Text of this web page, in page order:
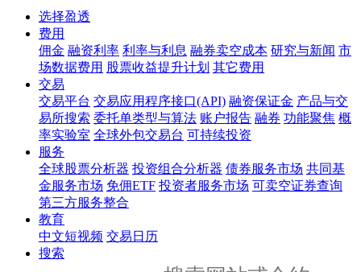
选择盈透
费用
佣金 融资利率 利率与利息 融券卖空成本 研究与新闻 市
场数据费用 股票收益提升计划 其它费用
交易
交易平台 交易应用程序接口(API) 融资保证金 产品与交
易所搜索 委托单类型与算法 账户报告 融券 功能聚焦 概
率实验室 全球外包交易台 可持续投资
服务
全球股票分析器 投资组合分析器 债券服务市场 共同基
金服务市场 免佣ETF 投资者服务市场 可卖空证券查询
第三方服务整合
教育
中文短视频 交易日历
搜索